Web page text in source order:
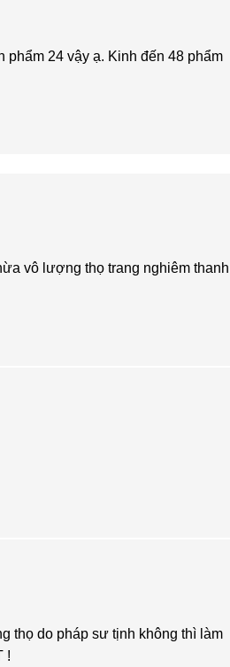
24 vậy ạ. Kinh đến 48 phẩm
vô lượng thọ trang nghiêm thanh
thọ do pháp sư tịnh không thì làm
!